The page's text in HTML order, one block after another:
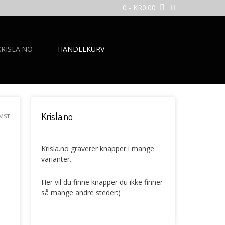
0 - KR0.00
HANDLEKURV
Krisla.no
Krisla.no graverer knapper i mange
varianter.
Her vil du finne knapper du ikke finner
så mange andre steder:)